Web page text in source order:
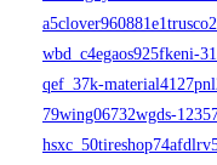
wbd_c4egaos925fkeni-
qef_37k-
79wing06732wgds-